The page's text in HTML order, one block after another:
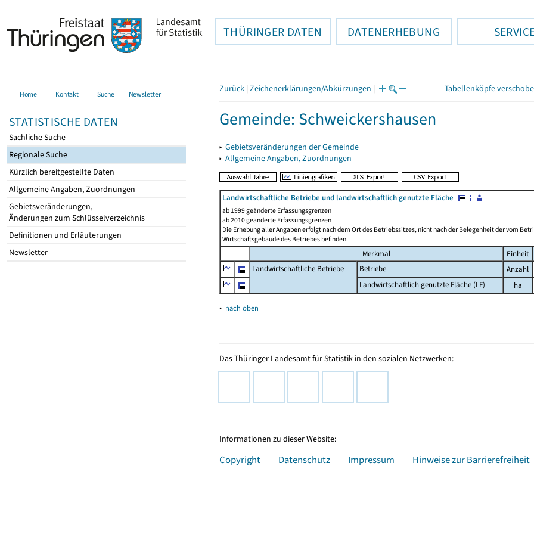
THÜRINGER DATEN DATENERHEBUNG
Home Kontakt Suche Newsletter
STATISTISCHE DATEN
Sachliche Suche
Regionale Suche
Kürzlich bereitgestellte Daten
Allgemeine Angaben, Zuordnungen
Gebietsveränderungen,
Änderungen zum Schlüsselverzeichnis
Definitionen und Erläuterungen
Newsletter
Zurück | Zeichenerklärungen/Abkürzungen | Tabellenköpfe
Gemeinde: Schweickershausen
▸ Gebietsveränderungen der Gemeinde
▸ Allgemeine Angaben, Zuordnungen
Landwirtschaftliche Betriebe und landwirtschaftlich genutzte Fläche
ab 1999 geänderte Erfassungsgrenzen
ab 2010 geänderte Erfassungsgrenzen
Die Erhebung aller Angaben erfolgt nach dem Ort des Betriebssitzes, nicht nach der Belegenheit der vom
Wirtschaftsgebäude des Betriebes befinden.
Merkmal Einheit
Landwirtschaftliche Betriebe
Betriebe Anzahl
Landwirtschaftlich genutzte Fläche (LF)
ha
▴ nach oben
Das Thüringer Landesamt für Statistik in den sozialen Netzwerken:
Informationen zu dieser Website:
Copyright Datenschutz Impressum Hinweise zur Barrierefreiheit